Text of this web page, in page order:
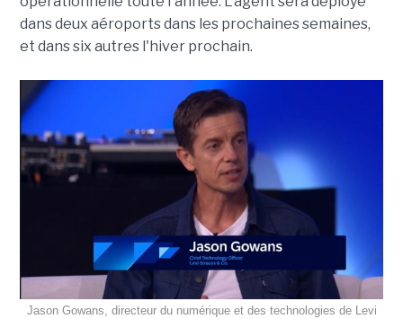
dans deux aéroports dans les prochaines semaines,
et dans six autres l'hiver prochain.
Jason Gowans, directeur du numérique et des technologies de Levi